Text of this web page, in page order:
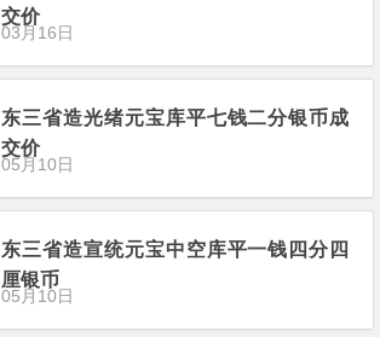
交价
03月16日
东三省造光绪元宝库平七钱二分银币成
交价
05月10日
东三省造宣统元宝中空库平一钱四分四
厘银币
05月10日